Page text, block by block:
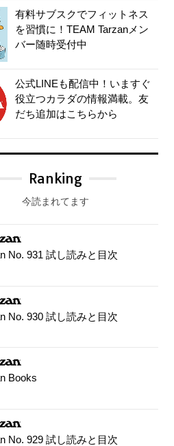
有料サブスクでフィットネス
を習慣に！TEAM Tarzanメン
バー随時受付中
公式LINEも配信中！いますぐ
役立つカラダの情報満載。友
だち追加はこちらから
Ranking
今読まれてます
No. 931 試し読みと目次
No. 930 試し読みと目次
Books
No. 929 試し読みと目次